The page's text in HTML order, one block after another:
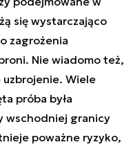
się wystarczająco
zagrożenia
Nie wiadomo też,
uzbrojenie. Wiele
próba była
wschodniej granicy
poważne ryzyko,